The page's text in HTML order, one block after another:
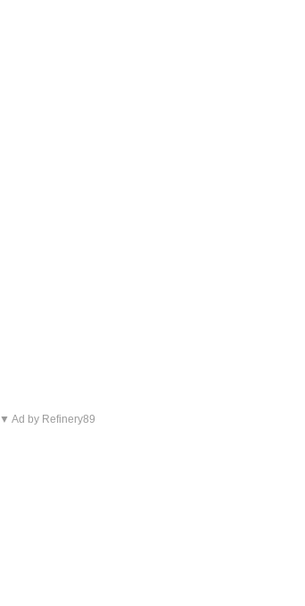
▼ Ad by Refinery89